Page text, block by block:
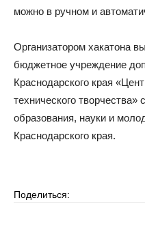
можно в ручном и
Организатором хакатона
бюджетное учреждение
Краснодарского края
технического
образования, науки и
Краснодарского края.
Поделиться: